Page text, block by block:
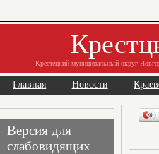
Крестецкий муниципальный округ
Главная Новости
Версия для
слабовидящих